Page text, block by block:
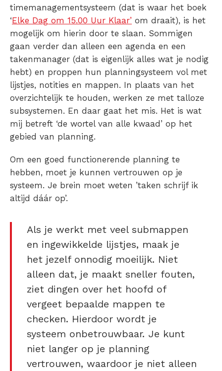
timemanagementsysteem (dat is waar het boek
‘Elke Dag om 15.00 Uur Klaar’ om draait), is het
mogelijk om hierin door te slaan. Sommigen
gaan verder dan alleen een agenda en een
takenmanager (dat is eigenlijk alles wat je nodig
hebt) en proppen hun planningsysteem vol met
lijstjes, notities en mappen. In plaats van het
overzichtelijk te houden, werken ze met talloze
subsystemen. En daar gaat het mis. Het is wat
mij betreft ‘de wortel van alle kwaad’ op het
gebied van planning.
Om een goed functionerende planning te
hebben, moet je kunnen vertrouwen op je
systeem. Je brein moet weten ’taken schrijf ik
altijd dáár op’.
Als je werkt met veel submappen
en ingewikkelde lijstjes, maak je
het jezelf onnodig moeilijk. Niet
alleen dat, je maakt sneller fouten,
ziet dingen over het hoofd of
vergeet bepaalde mappen te
checken. Hierdoor wordt je
systeem onbetrouwbaar. Je kunt
niet langer op je planning
vertrouwen, waardoor je niet alleen